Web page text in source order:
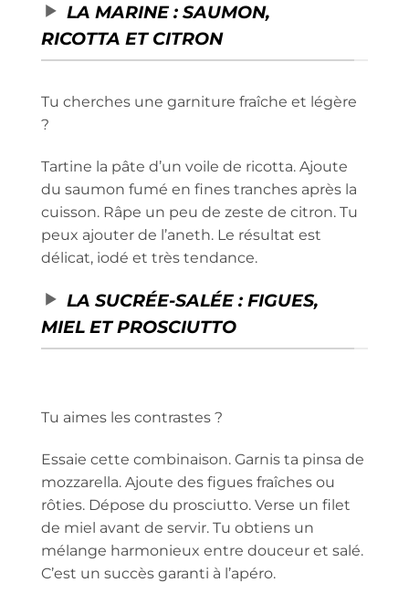
LA MARINE : SAUMON,
RICOTTA ET CITRON
Tu cherches une garniture fraîche et légère
?
Tartine la pâte d’un voile de ricotta. Ajoute
du saumon fumé en fines tranches après la
cuisson. Râpe un peu de zeste de citron. Tu
peux ajouter de l’aneth. Le résultat est
délicat, iodé et très tendance.
LA SUCRÉE-SALÉE : FIGUES,
MIEL ET PROSCIUTTO
Tu aimes les contrastes ?
Essaie cette combinaison. Garnis ta pinsa de
mozzarella. Ajoute des figues fraîches ou
rôties. Dépose du prosciutto. Verse un filet
de miel avant de servir. Tu obtiens un
mélange harmonieux entre douceur et salé.
C’est un succès garanti à l’apéro.